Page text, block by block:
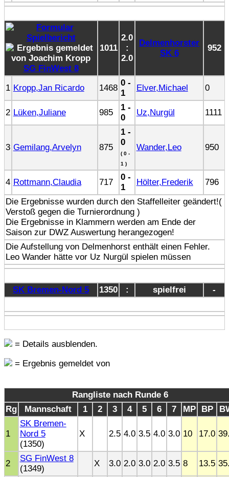
SG FinWest 8
1011
2.0
:
2.0
Delmenhorster
SK 6
952
1 Kropp,Jan Ricardo 1468
0 -
1
Elver,Michael 0
2 Lüken,Juliane 985
1 -
0
Uz,Nurgül 1111
3 Gemilang,Arvelyn 875
1 -
0
( 0 -
1 )
Wander,Leo 950
4 Rottmann,Claudia 717
0 -
1
Hölter,Frederik
796
Die Ergebnisse wurden durch den Staffelleiter geändert!(
Verstoß gegen die Turnierordnung )
Die Ergebnisse in Klammern werden am Ende der
Saison zur DWZ Auswertung herangezogen!
Die Aufstellung von Delmenhorst enthält einen Fehler.
Leo Wander hätte vor Uz Nurgül spielen müssen
SK Bremen-Nord 5 1350 : spielfrei -
= Details ausblenden.
= Ergebnis gemeldet von
Rangliste nach Runde 6
Rg
Mannschaft 1 2 3 4 5 6 7 MP BP
1
SK Bremen-
Nord 5
(1350)
X 2.5 4.0 3.5 4.0 3.0 10 17.0
2
SG FinWest 8
(1349)
X 3.0 2.0 3.0 2.0 3.5 8 13.5